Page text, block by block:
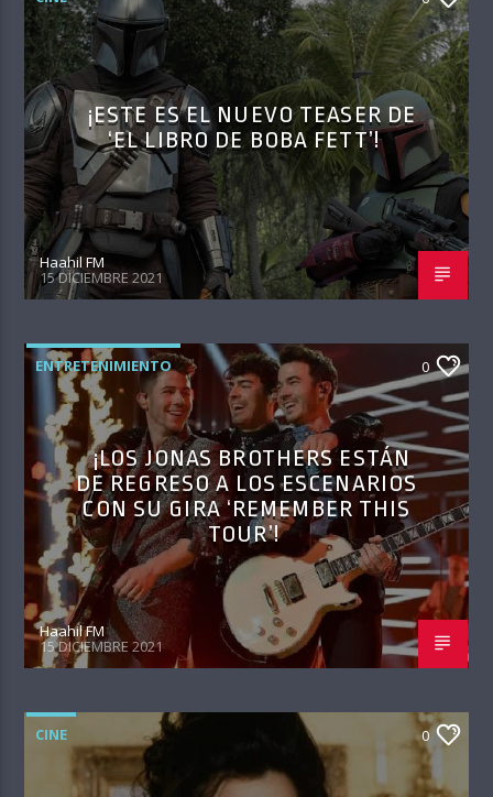
¡ESTE ES EL NUEVO TEASER DE
‘EL LIBRO DE BOBA FETT’!
Haahil FM
15 DICIEMBRE 2021
ENTRETENIMIENTO 0
¡LOS JONAS BROTHERS ESTÁN
DE REGRESO A LOS ESCENARIOS
CON SU GIRA ‘REMEMBER THIS
TOUR’!
Haahil FM
15 DICIEMBRE 2021
CINE 0